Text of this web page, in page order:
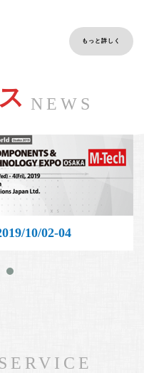
もっと詳しく
NEWS
10/02-04